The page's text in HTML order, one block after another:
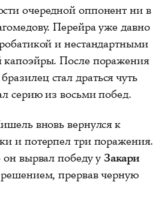
очередной оппонент ни в
Перейра уже давно
и нестандартными
капоэйры. После поражения
стал драться чуть
серию из восьми побед.
вновь вернулся к
и потерпел три поражения.
он вырвал победу уЗакари
прервав черную